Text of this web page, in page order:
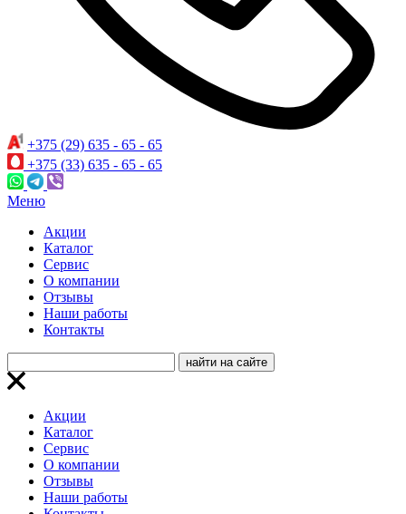
+375 (29) 635 - 65 - 65
+375 (33) 635 - 65 - 65
Меню
Акции
Каталог
Сервис
О компании
Отзывы
Наши работы
Контакты
Акции
Каталог
Сервис
О компании
Отзывы
Наши работы